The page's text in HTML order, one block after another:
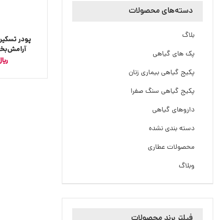
دسته‌های محصولات
بلاگ
پک های گیاهی
پکیج گیاهی بیماری زنان
پکیج گیاهی سنگ صفرا
داروهای گیاهی
دسته بندی نشده
محصولات عطاری
وبلاگ
پودر